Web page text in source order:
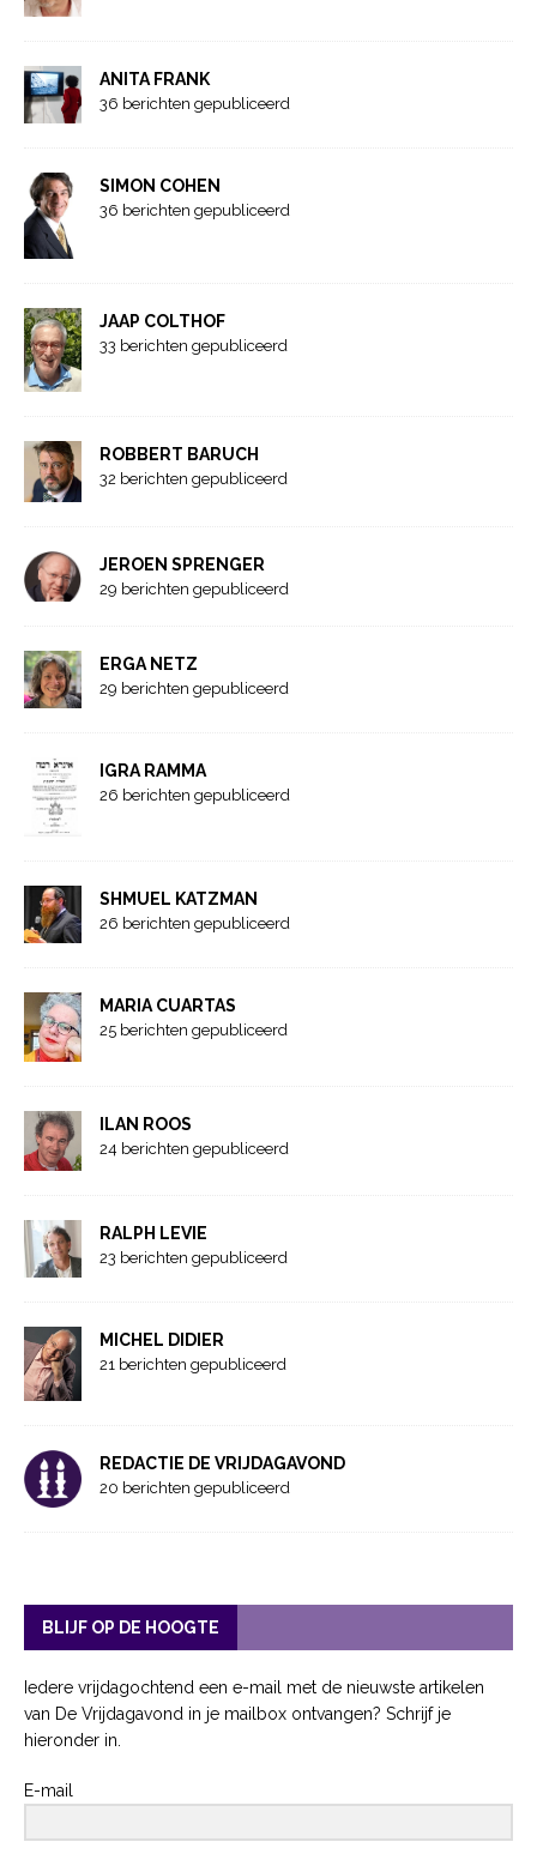
ANITA FRANK
36 berichten gepubliceerd
SIMON COHEN
36 berichten gepubliceerd
JAAP COLTHOF
33 berichten gepubliceerd
ROBBERT BARUCH
32 berichten gepubliceerd
JEROEN SPRENGER
29 berichten gepubliceerd
ERGA NETZ
29 berichten gepubliceerd
IGRA RAMMA
26 berichten gepubliceerd
SHMUEL KATZMAN
26 berichten gepubliceerd
MARIA CUARTAS
25 berichten gepubliceerd
ILAN ROOS
24 berichten gepubliceerd
RALPH LEVIE
23 berichten gepubliceerd
MICHEL DIDIER
21 berichten gepubliceerd
REDACTIE DE VRIJDAGAVOND
20 berichten gepubliceerd
BLIJF OP DE HOOGTE
Iedere vrijdagochtend een e-mail met de nieuwste artikelen
van De Vrijdagavond in je mailbox ontvangen? Schrijf je
hieronder in.
E-mail